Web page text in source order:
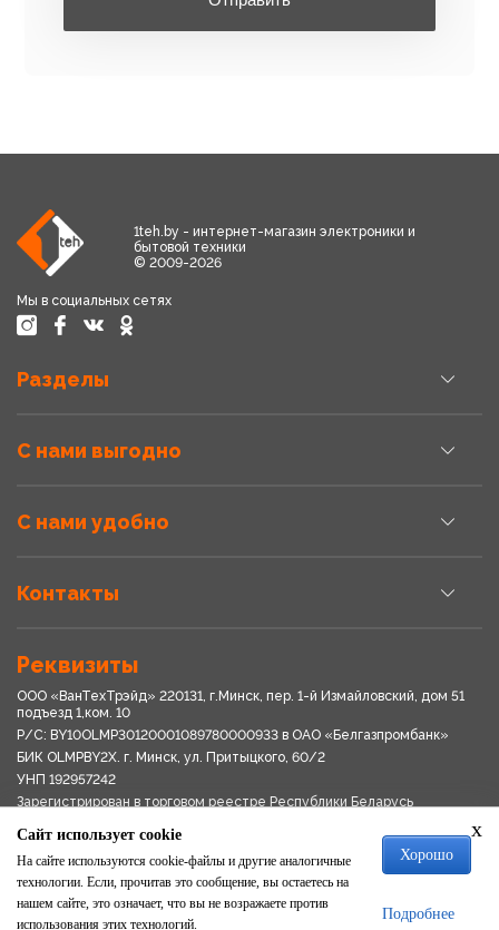
1teh.by - интернет-магазин электроники и
бытовой техники
© 2009-2026
Мы в социальных сетях
Разделы
С нами выгодно
С нами удобно
Контакты
Реквизиты
ООО «ВанТехТрэйд» 220131, г.Минск, пер. 1-й Измайловский, дом 51
подъезд 1,ком. 10
Р/С: BY10OLMP30120001089780000933 в OАО «Белгазпромбанк»
БИК OLMPBY2X. г. Минск, ул. Притыцкого, 60/2
УНП 192957242
Зарегистрирован в торговом реестре Республики Беларусь
Свидетельство о регистрации № 192957242выдано 18.08.2017
Мингориспоплком
Политика обработки персональных данных
Положение о системе видеонаблюдения
Политика в отношении обработки файлов cookie
x
Сайт использует cookie
На сайте используются cookie-файлы и другие аналогичные
технологии. Если, прочитав это сообщение, вы остаетесь на
нашем сайте, это означает, что вы не возражаете против
использования этих технологий.
Хорошо
Подробнее